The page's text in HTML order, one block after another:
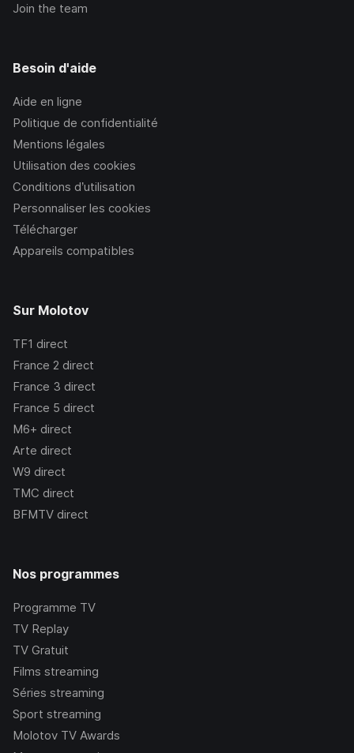
Join the team
Besoin d'aide
Aide en ligne
Politique de confidentialité
Mentions légales
Utilisation des cookies
Conditions d’utilisation
Personnaliser les cookies
Télécharger
Appareils compatibles
Sur Molotov
TF1 direct
France 2 direct
France 3 direct
France 5 direct
M6+ direct
Arte direct
W9 direct
TMC direct
BFMTV direct
Nos programmes
Programme TV
TV Replay
TV Gratuit
Films streaming
Séries streaming
Sport streaming
Molotov TV Awards